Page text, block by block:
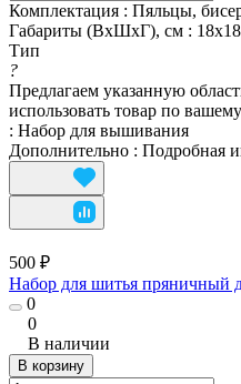
Комплектация : Пяльцы,
Габариты (ВхШхГ), см : 18х18
Тип
?
Предлагаем указанную
использовать товар по
: Набор для вышивания
Дополнительно : Подробная
500 ₽
Набор для шитья пряничный
0
0
В наличии
В корзину